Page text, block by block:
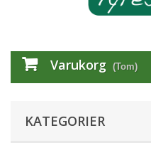
Varukorg (Tom)
KATEGORIER